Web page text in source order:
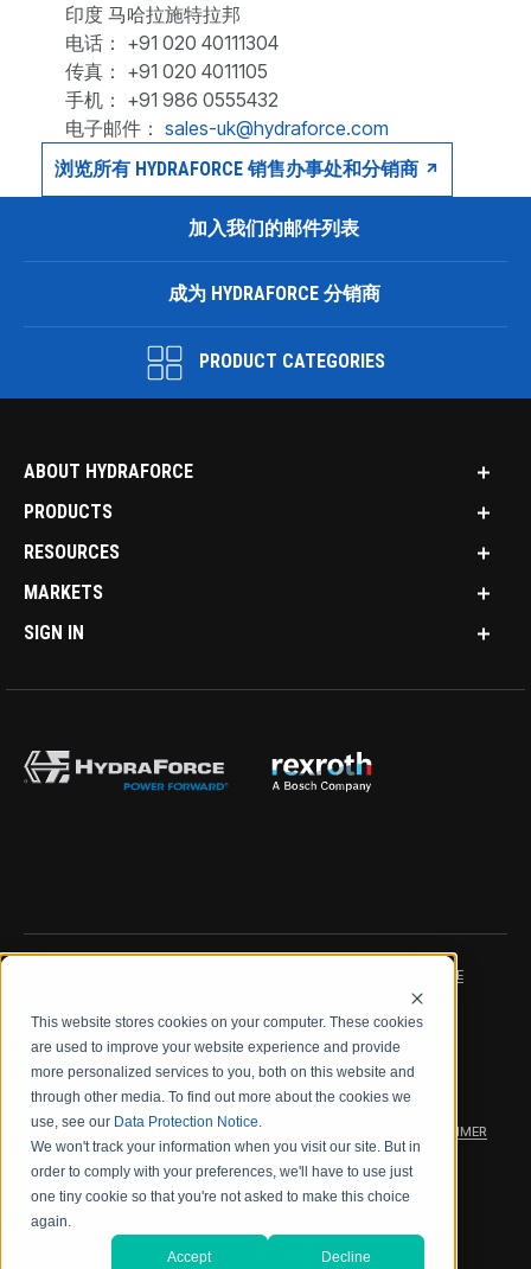
This website stores cookies on your computer. These cookies
are used to improve your website experience and provide
more personalized services to you, both on this website and
through other media. To find out more about the cookies we
use, see our Data Protection Notice.
We won't track your information when you visit our site. But in
order to comply with your preferences, we'll have to use just
one tiny cookie so that you're not asked to make this choice
again.
Accept Decline
印度 马哈拉施特拉邦
电话： +91 020 40111304
传真： +91 020 4011105
手机： +91 986 0555432
电子邮件： sales-uk@hydraforce.com
浏览所有 HYDRAFORCE 销售办事处和分销商
加入我们的邮件列表
成为 HYDRAFORCE 分销商
PRODUCT CATEGORIES
ABOUT HYDRAFORCE
PRODUCTS
RESOURCES
MARKETS
SIGN IN
DATA PROTECTION NOTICE
LEGAL NOTICE TERMS & CONDITIONS
QUALITY CERTIFICATIONS CODE OF CONDUCT
PRODUCT SECURITY WARRANTY/PRODUCT DISCLAIMER
WEB ACCESSIBILITY
2026 海德拉福斯公司